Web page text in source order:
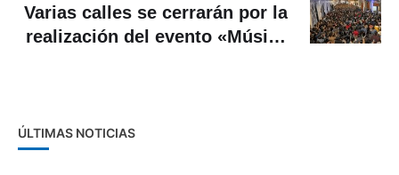
Varias calles se cerrarán por la
realización del evento «Música
ÚLTIMAS NOTICIAS